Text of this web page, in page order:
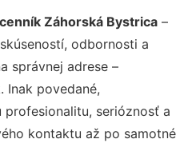
Záhorská Bystrica –
odbornosti a
správnej adrese –
Inak povedané,
serióznosť a
kontaktu až po samotné